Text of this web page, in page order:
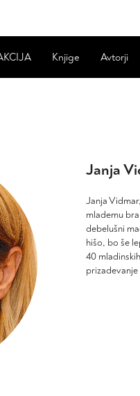
Knjige Avtorji
Janja
Janja
mlademu
debelušni
hišo, bo še
40